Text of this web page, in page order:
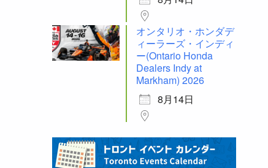
オンタリオ・ホンダデ
ィーラーズ・インディ
ー(Ontario Honda
Dealers Indy at
Markham) 2026
8月14日